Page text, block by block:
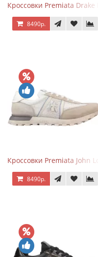
Кроссовки Premiata Drake
8490р.
Кроссовки Premiata John
8490р.